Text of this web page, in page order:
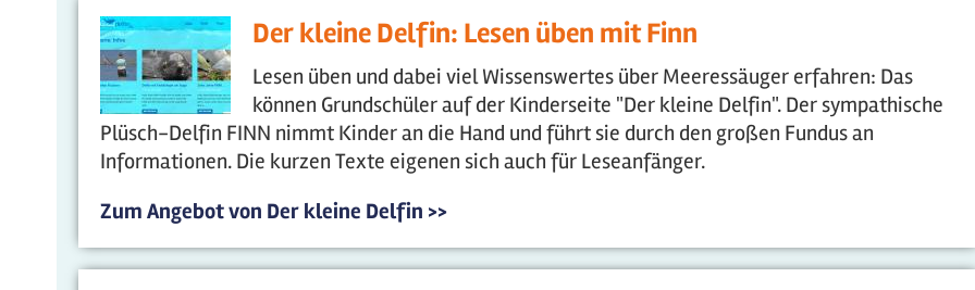
Der kleine Delfin: Lesen üben mit Finn
Lesen üben und dabei viel Wissenswertes über Meeressäuger erfahren: Das
können Grundschüler auf der Kinderseite "Der kleine Delfin". Der sympathische
Plüsch-Delfin FINN nimmt Kinder an die Hand und führt sie durch den großen Fundus an
Informationen. Die kurzen Texte eigenen sich auch für Leseanfänger.
Zum Angebot von Der kleine Delfin >>